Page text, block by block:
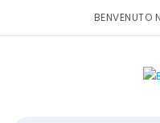
BENVENUTO